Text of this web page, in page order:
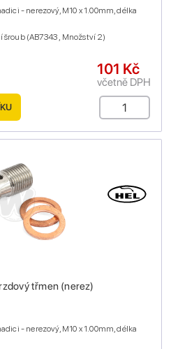
- nerezový, M10 x 1.00mm, délka
(AB7343 , Množství 2)
101 Kč
včetně DPH
třmen (nerez)
- nerezový, M10 x 1.00mm, délka